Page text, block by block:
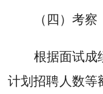
（四）考察
根据面试成
计划招聘人数等